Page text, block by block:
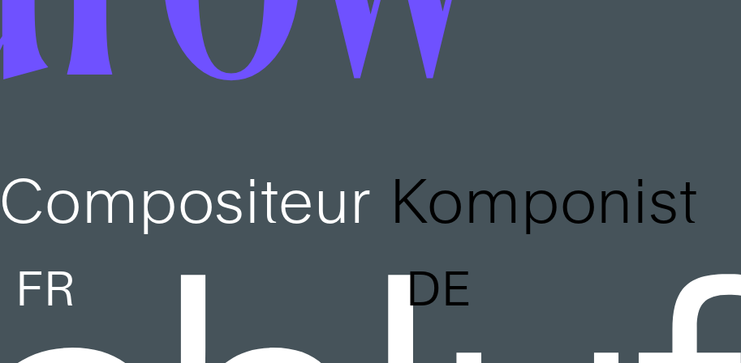
Compositeur
FR
Komponist
DE